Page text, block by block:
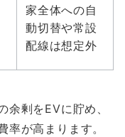
家全体への自
動切替や常設
配線は想定外
余剰をEVに貯め、
率が高まります。